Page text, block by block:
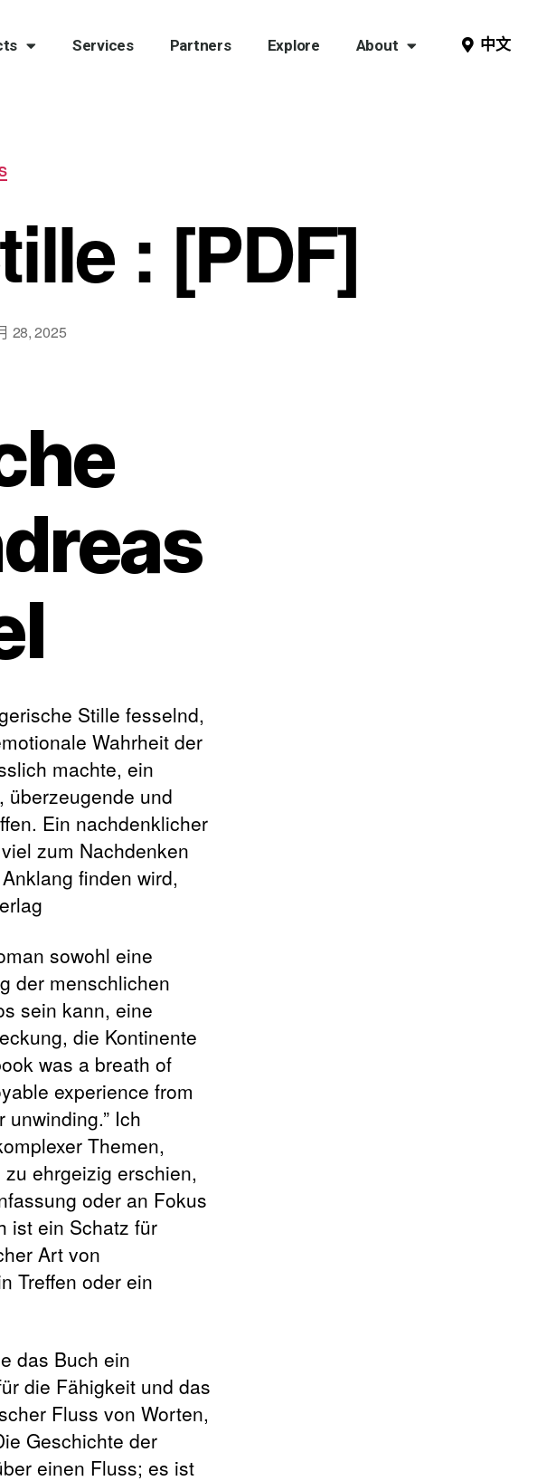
Services Partners Explore About 中文
: [PDF]
28, 2025
Stille fesselnd,
Wahrheit der
machte, ein
überzeugende und
Ein nachdenklicher
zum Nachdenken
finden wird,
sowohl eine
der menschlichen
sein kann, eine
die Kontinente
was a breath of
experience from
Ich
Themen,
ehrgeizig erschien,
oder an Fokus
ist ein Schatz für
Art von
Treffen oder ein
das Buch ein
die Fähigkeit und das
Fluss von Worten,
Geschichte der
einen Fluss; es ist